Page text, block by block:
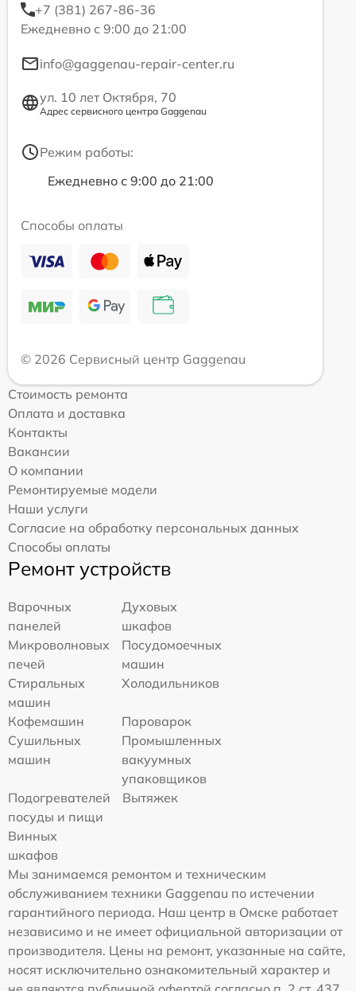
+7 (381) 267-86-36
Ежедневно с 9:00 до 21:00
info@gaggenau-repair-center.ru
ул. 10 лет Октября, 70
Адрес сервисного центра Gaggenau
Режим работы:
Ежедневно с 9:00 до 21:00
Способы оплаты
© 2026 Сервисный центр Gaggenau
Стоимость ремонта
Оплата и доставка
Контакты
Вакансии
О компании
Ремонтируемые модели
Наши услуги
Согласие на обработку персональных данных
Способы оплаты
Ремонт устройств
Варочных
панелей
Духовых
шкафов
Микроволновых
печей
Посудомоечных
машин
Стиральных
машин
Холодильников
Кофемашин
Пароварок
Сушильных
машин
Промышленных
вакуумных
упаковщиков
Подогревателей
посуды и пищи
Вытяжек
Винных
шкафов
Мы занимаемся ремонтом и техническим
обслуживанием техники Gaggenau по истечении
гарантийного периода. Наш центр в Омске работает
независимо и не имеет официальной авторизации от
производителя. Цены на ремонт, указанные на сайте,
носят исключительно ознакомительный характер и